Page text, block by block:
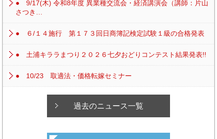
● 9/17(木) 令和8年度 異業種交流会・経済講演会（講師：片山
さつき…
● ６/１４施行 第１７３回日商簿記検定試験１級の合格発表
● 土浦キララまつり２０２６七夕おどりコンテスト結果発表!!
● 10/23 取適法・価格転嫁セミナー
過去のニュース一覧